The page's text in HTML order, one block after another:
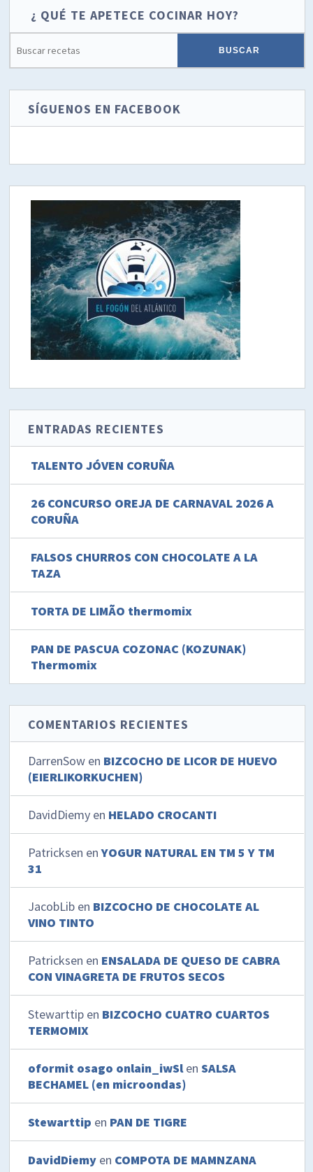
¿ QUÉ TE APETECE COCINAR HOY?
SÍGUENOS EN FACEBOOK
ENTRADAS RECIENTES
TALENTO JÓVEN CORUÑA
26 CONCURSO OREJA DE CARNAVAL 2026 A
CORUÑA
FALSOS CHURROS CON CHOCOLATE A LA
TAZA
TORTA DE LIMÃO thermomix
PAN DE PASCUA COZONAC (KOZUNAK)
Thermomix
COMENTARIOS RECIENTES
DarrenSow en BIZCOCHO DE LICOR DE HUEVO
(EIERLIKORKUCHEN)
DavidDiemy en HELADO CROCANTI
Patricksen enYOGUR NATURAL EN TM 5 Y TM
31
JacobLib en BIZCOCHO DE CHOCOLATE AL
VINO TINTO
Patricksen en ENSALADA DE QUESO DE CABRA
CON VINAGRETA DE FRUTOS SECOS
Stewarttip en BIZCOCHO CUATRO CUARTOS
TERMOMIX
oformit osago onlain_iwSlenSALSA
BECHAMEL (en microondas)
Stewarttip en PAN DE TIGRE
DavidDiemy en COMPOTA DE MAMNZANA